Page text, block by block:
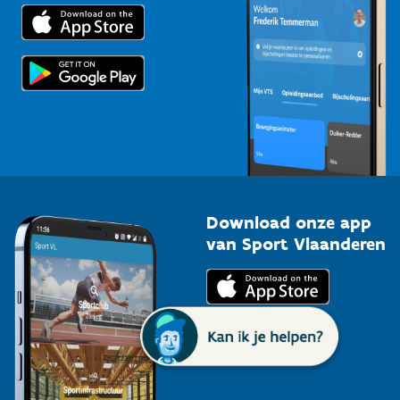
Trainers en begeleiders
Topsporters
Voor de pers
Download onze app
van Sport Vlaanderen